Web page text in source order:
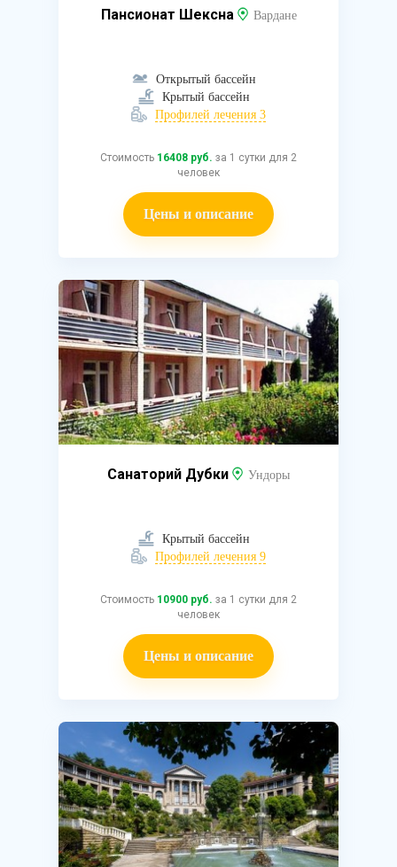
Пансионат Шексна Вардане
Открытый бассейн
Крытый бассейн
Профилей лечения 3
Стоимость 16408 руб. за 1 сутки для 2
человек
Цены и описание
Санаторий Дубки Ундоры
Крытый бассейн
Профилей лечения 9
Стоимость 10900 руб. за 1 сутки для 2
человек
Цены и описание